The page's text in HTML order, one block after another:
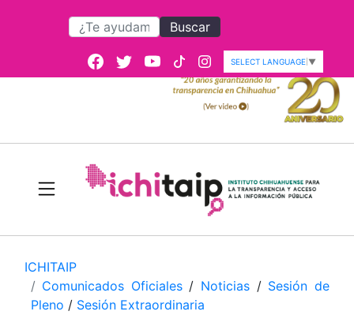
Buscar
SELECT LANGUAGE ▼
ICHITAIP
Comunicados Oficiales/ Noticias / Sesión de
Pleno / Sesión Extraordinaria